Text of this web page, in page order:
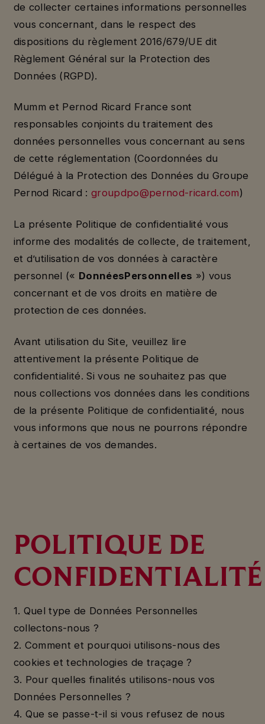
de collecter certaines informations personnelles
vous concernant, dans le respect des
dispositions du règlement 2016/679/UE dit
Règlement Général sur la Protection des
Données (RGPD).
Mumm et Pernod Ricard France sont
responsables conjoints du traitement des
données personnelles vous concernant au sens
de cette réglementation (Coordonnées du
Délégué à la Protection des Données du Groupe
Pernod Ricard :groupdpo@pernod-ricard.com)
La présente Politique de confidentialité vous
informe des modalités de collecte, de traitement,
et d’utilisation de vos données à caractère
personnel (« DonnéesPersonnelles ») vous
concernant et de vos droits en matière de
protection de ces données.
Avant utilisation du Site, veuillez lire
attentivement la présente Politique de
confidentialité. Si vous ne souhaitez pas que
nous collections vos données dans les conditions
de la présente Politique de confidentialité, nous
vous informons que nous ne pourrons répondre
à certaines de vos demandes.
POLITIQUE DE
CONFIDENTIALITÉ
1. Quel type de Données Personnelles
collectons-nous ?
2. Comment et pourquoi utilisons-nous des
cookies et technologies de traçage ?
3. Pour quelles finalités utilisons-nous vos
Données Personnelles ?
4. Que se passe-t-il si vous refusez de nous